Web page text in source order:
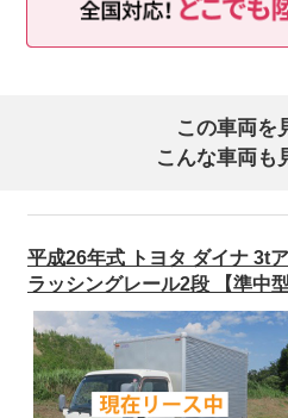
この車両を
こんな車両も
平成26年式 トヨタ ダイナ 3t
ラッシングレール2段 【準中
く】